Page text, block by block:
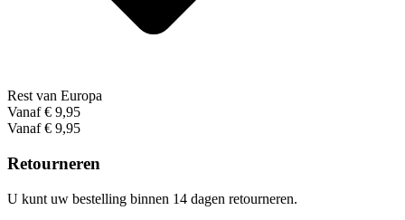
Rest van Europa
Vanaf € 9,95
Vanaf € 9,95
Retourneren
U kunt uw bestelling binnen 14 dagen retourneren.